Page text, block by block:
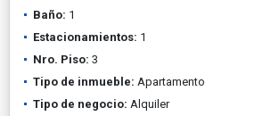
Baño: 1
Estacionamientos: 1
Nro. Piso: 3
Tipo de inmueble: Apartamento
Tipo de negocio: Alquiler